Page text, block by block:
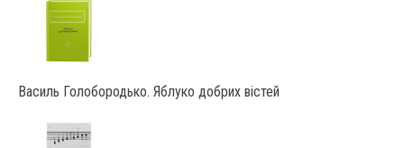
Василь Голобородько. Яблуко добрих вістей